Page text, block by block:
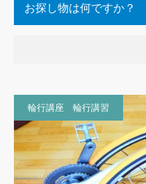
お探し物は何ですか？
輪行講座 輪行講習